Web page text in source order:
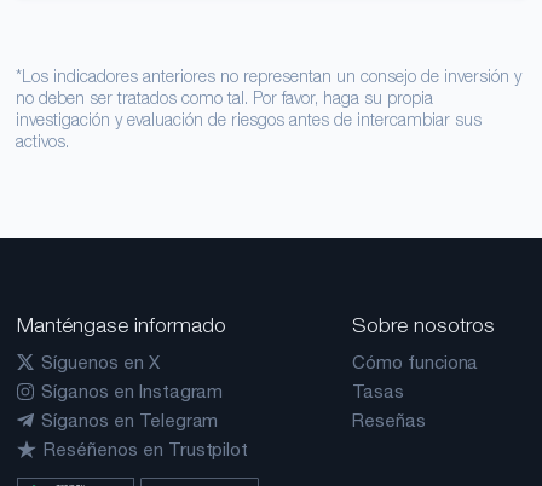
*Los indicadores anteriores no representan un consejo de inversión y
no deben ser tratados como tal. Por favor, haga su propia
investigación y evaluación de riesgos antes de intercambiar sus
activos.
Manténgase informado
Síguenos en X
Síganos en Instagram
Síganos en Telegram
Reséñenos en Trustpilot
Sobre nosotros
Cómo funciona
Tasas
Reseñas